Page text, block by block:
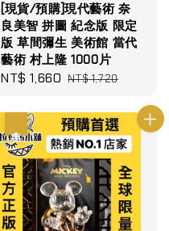
[現貨/預購]現代藝術 奈
良美智 拼圖 紀念版 限定
版 草間彌生 美術館 當代
藝術 村上隆 1000片
Sale
NT$ 1,660 Regular
NT$ 1,720